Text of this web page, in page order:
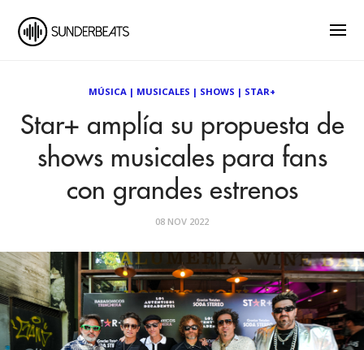
MÚSICA | MUSICALES | SHOWS | STAR+
Star+ amplía su propuesta de
shows musicales para fans
con grandes estrenos
08 NOV 2022